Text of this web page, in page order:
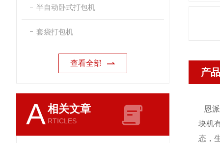
半自动卧式打包机
套袋打包机
查看全部
A相关文章
RTICLES
产
恩
块机
态，